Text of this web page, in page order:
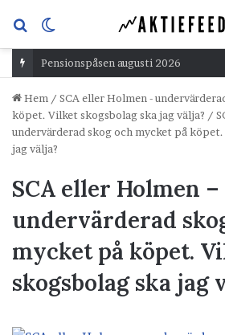
Sök
efterskin
Pensionspåsen augusti 2026
Hem / SCA eller Holmen -
köpet. Vilket skogsbolag ska jag välja? /
undervärderad skog och mycket på
jag välja?
SCA eller Holmen –
undervärderad
mycket på köpet.
skogsbolag ska jag